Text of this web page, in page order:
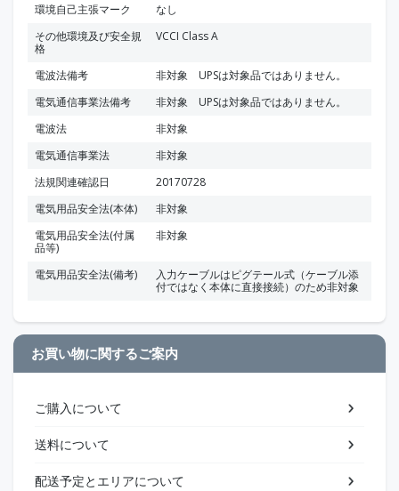
環境自己主張マーク
なし
その他環境及び安全規
格
VCCI Class A
電波法備考
非対象 UPSは対象品ではありません。
電気通信事業法備考
非対象 UPSは対象品ではありません。
電波法
非対象
電気通信事業法
非対象
法規関連確認日
20170728
電気用品安全法(本体)
非対象
電気用品安全法(付属
品等)
非対象
電気用品安全法(備考)
入力ケーブルはピグテール式（ケーブル添
付ではなく本体に直接接続）のため非対象
お買い物に関するご案内
ご購入について
送料について
配送予定とエリアについて